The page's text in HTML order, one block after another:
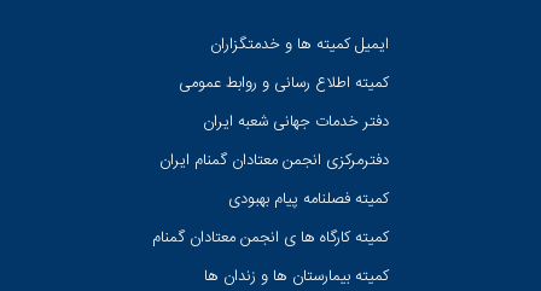
ایمیل کمیته ها و خدمتگزاران
کميته اطلاع رسانی و روابط عمومی
دفتر خدمات جهانی شعبه ايران
دفترمرکزی انجمن معتادان گمنام ایران
کمیته فصلنامه پیام بهبودی
کمیته کارگاه ها ی انجمن معتادان گمنام
کمیته بیمارستان ها و زندان ها